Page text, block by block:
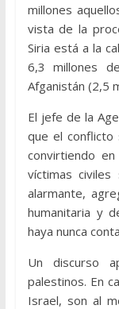
millones
vista de la
Siria está a la
6,3 millones
Afganistán (2,5
El jefe de la
que el conflicto
convirtiendo
víctimas
alarmante,
humanitaria y
haya nunca
Un discurso
palestinos. En
Israel, son al